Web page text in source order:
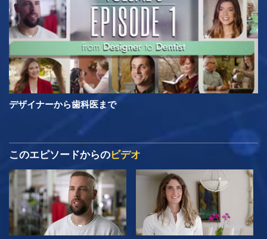
デザイナーから歯科医まで
このエピソードからのビデオ